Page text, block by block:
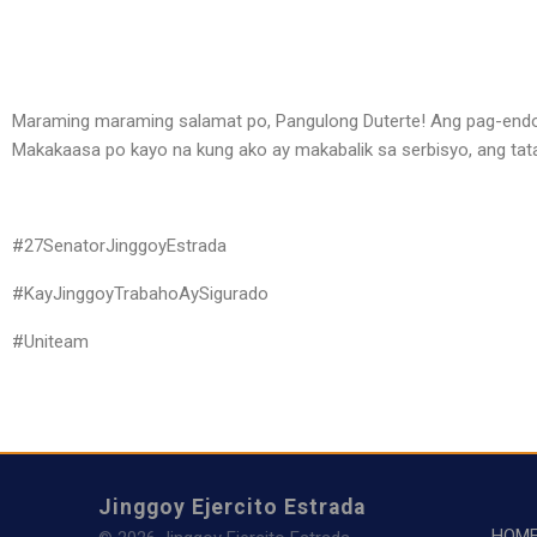
Maraming maraming salamat po, Pangulong Duterte! Ang pag-
Makakaasa po kayo na kung ako ay makabalik sa serbisyo, ang
#27SenatorJinggoyEstrada
#KayJinggoyTrabahoAySigurado
#Uniteam
Jinggoy Ejercito Estrada